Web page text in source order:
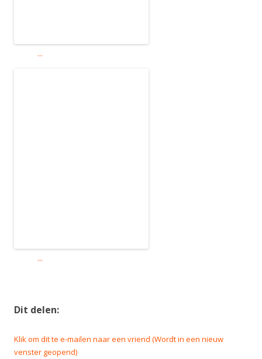
...
...
Dit delen:
Klik om dit te e-mailen naar een vriend (Wordt in een nieuw
venster geopend)